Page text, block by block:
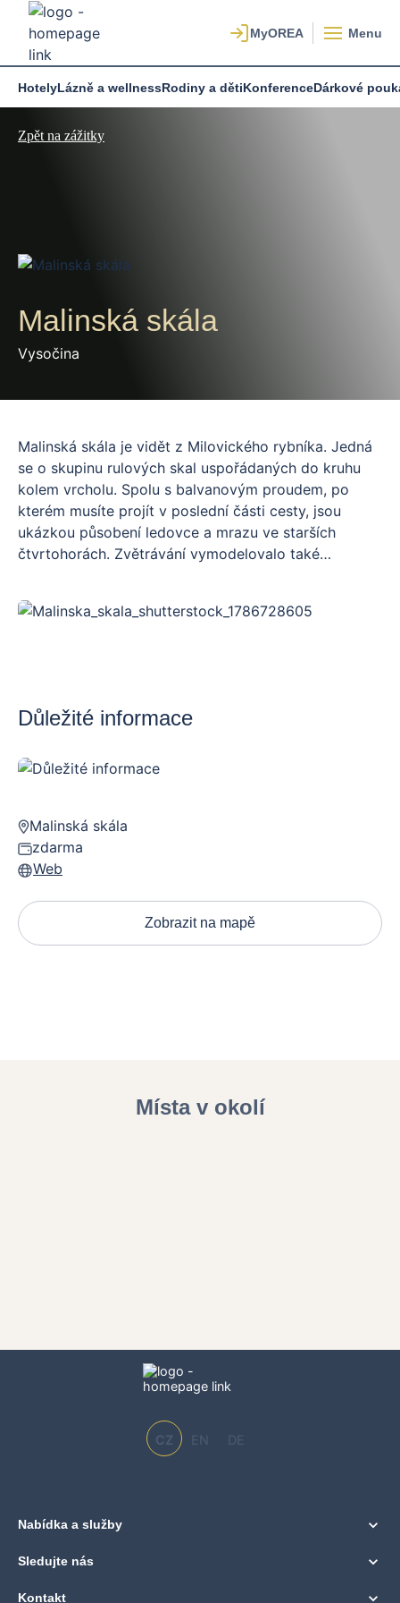
Menu
HotelyLázně a wellnessRodiny a dětiKonferenceDárkové
Zpět na zážitky
Malinská skála
Vysočina
Malinská skála je vidět z Milovického rybníka. Jedná
se o skupinu rulových skal uspořádaných do kruhu
kolem vrcholu. Spolu s balvanovým proudem, po
kterém musíte projít v poslední části cesty, jsou
ukázkou působení ledovce a mrazu ve starších
čtvrtohorách. Zvětrávání vymodelovalo také
výšky až 20 m, nejvýznamnějšími skalními útvary jsou
Výspa, Srnčí věž, Škuner a Buldok.
Z OREA Resortu Devět Skal se sem dostanete
pohodlně pěšky. Zpáteční trasa měří zhruba 5 km a
vhodný pro kočárky.
Důležité informace
Malinská skála
zdarma
Web
Zobrazit na mapě
Místa v okolí
CZ EN DE
Nabídka a služby
Sledujte nás
Kontakt